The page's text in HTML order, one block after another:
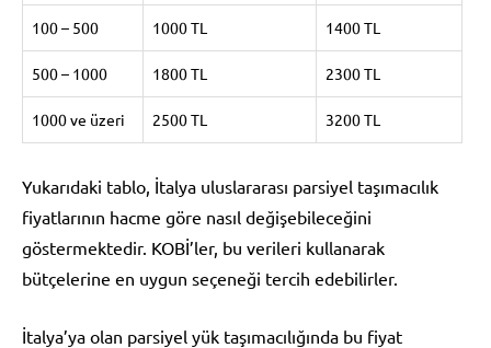
100 – 500 1000 TL 1400 TL
500 – 1000 1800 TL 2300 TL
1000 ve üzeri 2500 TL 3200 TL
Yukarıdaki tablo, İtalya uluslararası parsiyel taşımacılık
fiyatlarının hacme göre nasıl değişebileceğini
göstermektedir. KOBİ’ler, bu verileri kullanarak
bütçelerine en uygun seçeneği tercih edebilirler.
İtalya’ya olan parsiyel yük taşımacılığında bu fiyat